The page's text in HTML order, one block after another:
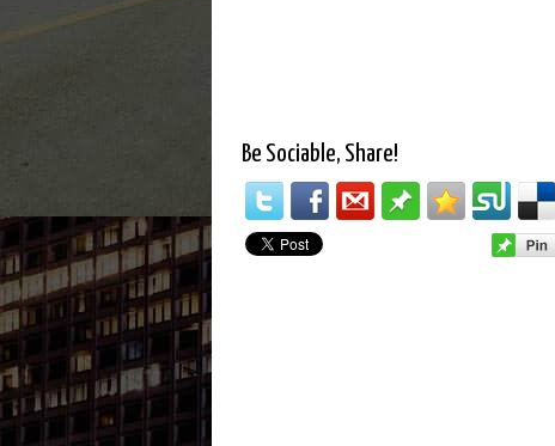
Be Sociable, Share!